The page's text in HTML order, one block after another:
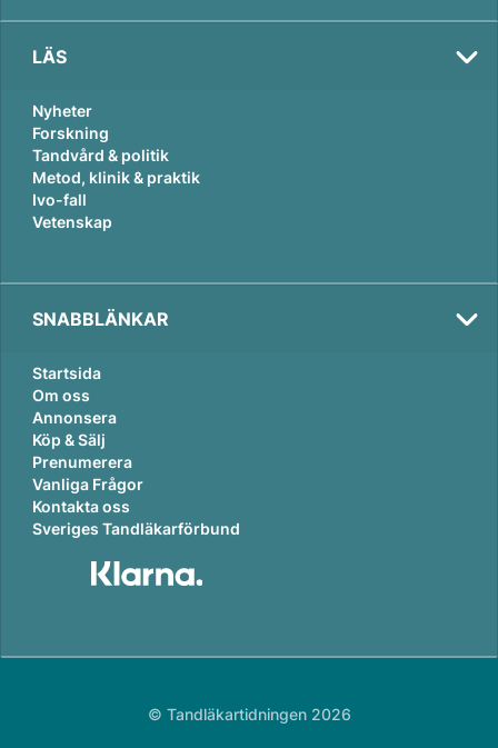
LÄS
Nyheter
Forskning
Tandvård & politik
Metod, klinik & praktik
Ivo-fall
Vetenskap
SNABBLÄNKAR
Startsida
Om oss
Annonsera
Köp & Sälj
Prenumerera
Vanliga Frågor
Kontakta oss
Sveriges Tandläkarförbund
© Tandläkartidningen 2026